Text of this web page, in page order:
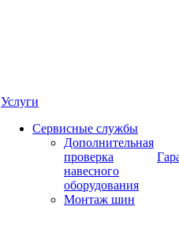
Услуги
Сервисные службы
Дополнительная
проверка
навесного
оборудования
Монтаж шин